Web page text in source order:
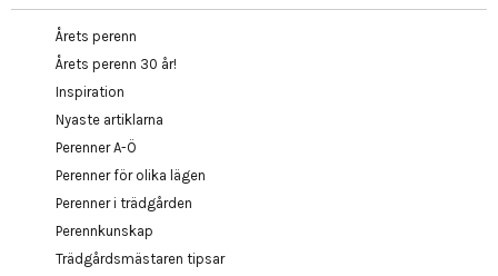
Årets perenn
Årets perenn 30 år!
Inspiration
Nyaste artiklarna
Perenner A-Ö
Perenner för olika lägen
Perenner i trädgården
Perennkunskap
Trädgårdsmästaren tipsar